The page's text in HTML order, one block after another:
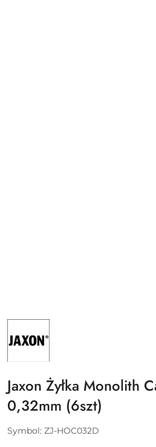
NAZWA
JAXON
SP.
O.O.
Jaxon Żyłka Monolith
0,32mm (6szt)
Symbol: ZJ-HOC032D